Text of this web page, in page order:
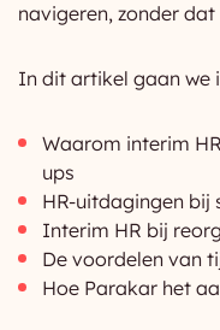
navigeren, zonder
In dit artikel gaan we
Waarom interim
ups
HR-uitdagingen bij
Interim HR bij
De voordelen van
Hoe Parakar het